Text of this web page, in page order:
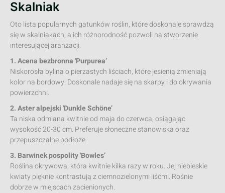
Skalniak
Oto lista popularnych gatunków roślin, które doskonale sprawdzą
się w skalniakach, a ich różnorodność pozwoli na stworzenie
interesującej aranżacji.
1. Acena bezbronna 'Purpurea’
Niskorosła bylina o pierzastych liściach, które jesienią zmieniają
kolor na bordowy. Doskonale nadaje się na skarpy i do okrywania
powierzchni.
2. Aster alpejski 'Dunkle Schöne’
Ta niska odmiana kwitnie od maja do czerwca, osiągając
wysokość 20-30 cm. Preferuje słoneczne stanowiska oraz
przepuszczalne podłoże.
3. Barwinek pospolity 'Bowles’
Roślina okrywowa, która kwitnie kilka razy w roku. Jej niebieskie
kwiaty pięknie kontrastują z ciemnozielonymi liśćmi. Rośnie
dobrze w miejscach zacienionych.